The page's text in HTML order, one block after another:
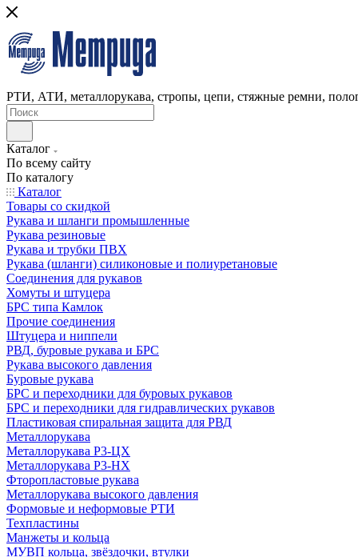
РТИ, АТИ, металлорукава, стропы, цепи, стяжные ремни,
Каталог
По всему сайту
По каталогу
Каталог
Товары со скидкой
Рукава и шланги промышленные
Рукава резиновые
Рукава и трубки ПВХ
Рукава (шланги) силиконовые и полиуретановые
Соединения для рукавов
Хомуты и штуцера
БРС типа Камлок
Прочие соединения
Штуцера и ниппели
РВД, буровые рукава и БРС
Рукава высокого давления
Буровые рукава
БРС и переходники для буровых рукавов
БРС и переходники для гидравлических рукавов
Пластиковая спиральная защита для РВД
Металлорукава
Металлорукава Р3-ЦХ
Металлорукава Р3-НХ
Фторопластовые рукава
Металлорукава высокого давления
Формовые и неформовые РТИ
Техпластины
Манжеты и кольца
МУВП кольца, звёздочки, втулки